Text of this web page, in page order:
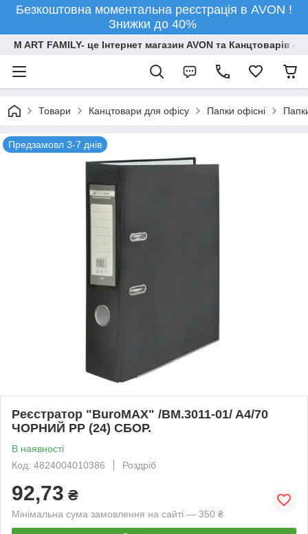
Безкоштовна моментальна реєстрація в AVON !
Знижки до 40%
M ART FAMILY- це Інтернет магазин AVON та Канцтоварів
Товари Канцтовари для офiсу Папки офісні
Предзамовл 3-7 днів
Реєстратор "BuroMAX" /BM.3011-01/ A4/70
ЧОРНИЙ PP (24) СБОР.
В наявності
Код: 4824004010386
Роздріб
92,73 ₴
Мінімальна сума замовлення на сайті — 350 ₴